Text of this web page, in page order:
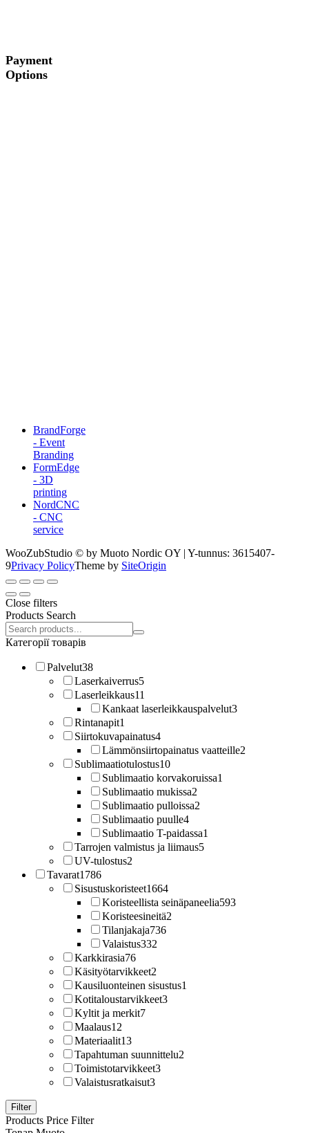
Payment
Options
BrandForge
- Event
Branding
FormEdge
- 3D
printing
NordCNC
- CNC
service
WooZubStudio © by Muoto Nordic OY | Y-tunnus: 3615407-
9Privacy PolicyTheme by SiteOrigin
Close filters
Products Search
Search
products:
Категорії товарів
Palvelut38
Laserkaiverrus5
Laserleikkaus11
Kankaat laserleikkauspalvelut3
Rintanapit1
Siirtokuvapainatus4
Lämmönsiirtopainatus vaatteille2
Sublimaatiotulostus10
Sublimaatio korvakoruissa1
Sublimaatio mukissa2
Sublimaatio pulloissa2
Sublimaatio puulle4
Sublimaatio T-paidassa1
Tarrojen valmistus ja liimaus5
UV-tulostus2
Tavarat1786
Sisustuskoristeet1664
Koristeellista seinäpaneelia593
Koristeesineitä2
Tilanjakaja736
Valaistus332
Karkkirasia76
Käsityötarvikkeet2
Kausiluonteinen sisustus1
Kotitaloustarvikkeet3
Kyltit ja merkit7
Maalaus12
Materiaalit13
Tapahtuman suunnittelu2
Toimistotarvikkeet3
Valaistusratkaisut3
Filter
Products Price Filter